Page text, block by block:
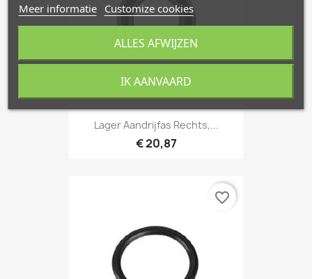
Lager Aandrijfas Rechts,...
€ 20,87
favorite_border
Meer informatie Customize cookies
ALLES AFWIJZEN
IK AANVAARD